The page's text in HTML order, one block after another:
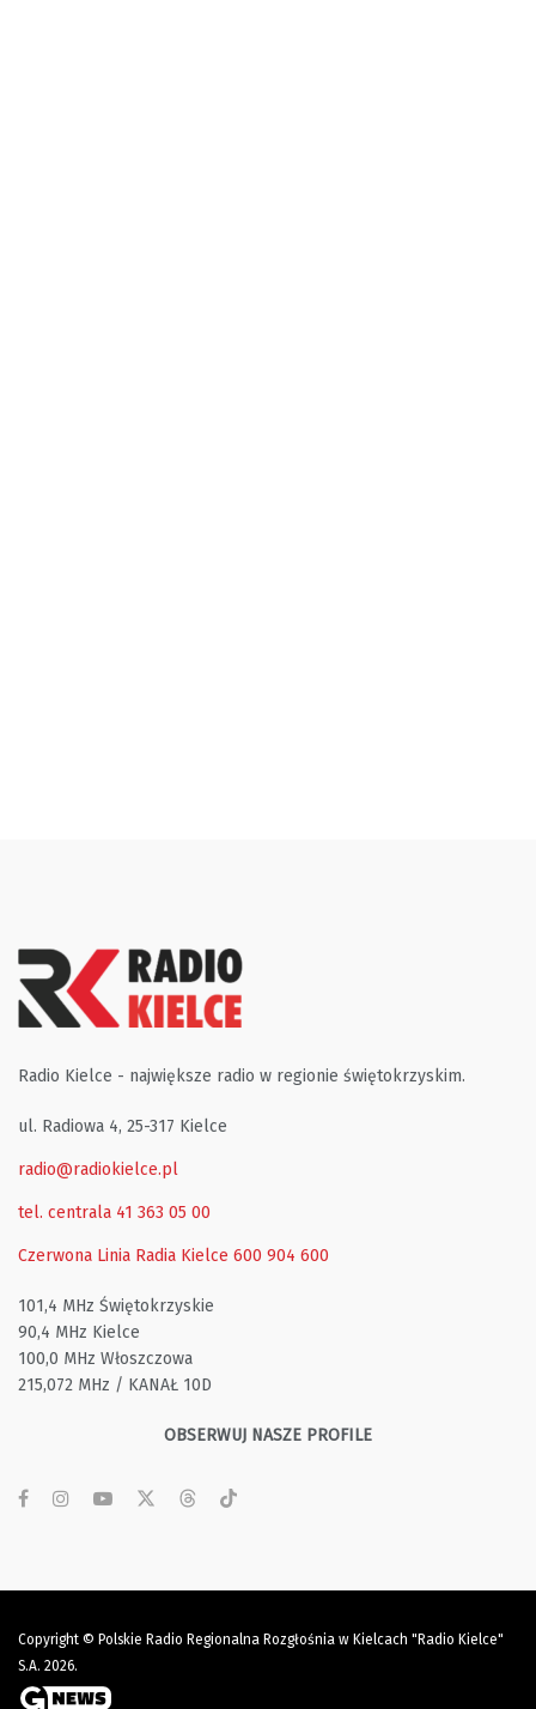
Radio Kielce - największe radio w regionie świętokrzyskim.
ul. Radiowa 4, 25-317 Kielce
radio@radiokielce.pl
tel. centrala 41 363 05 00
Czerwona Linia Radia Kielce 600 904 600
101,4 MHz Świętokrzyskie
90,4 MHz Kielce
100,0 MHz Włoszczowa
215,072 MHz / KANAŁ 10D
OBSERWUJ NASZE PROFILE
Copyright © Polskie Radio Regionalna Rozgłośnia w Kielcach "Radio Kielce"
S.A. 2026.